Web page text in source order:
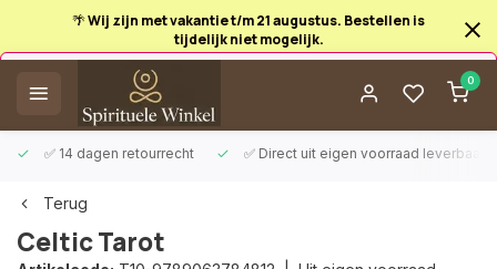
🌴 Wij zijn met vakantie t/m 21 augustus. Bestellen is
tijdelijk niet mogelijk.
0
✅ 14 dagen retourrecht ✅ Direct uit eigen voorraad leverbaar
Afrekenen is uitgeschakeld.
Terug
Celtic Tarot